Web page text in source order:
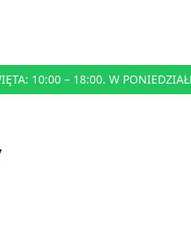
10:00 – 18:00. W